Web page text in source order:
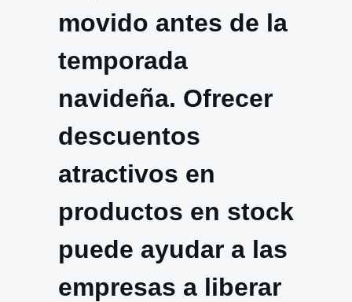
movido antes de la
temporada
navideña. Ofrecer
descuentos
atractivos en
productos en stock
puede ayudar a las
empresas a liberar